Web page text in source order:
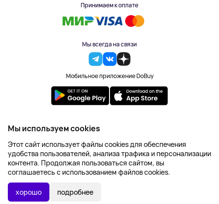
В КОРЗИНУ
Принимаем к оплате
Мы всегда на связи
Мобильное приложение DoBuy
2023-2026 © DoBuy. Все права защищены
Правила обработки персональных данных
Пользовательское соглашение
Оферта
Создание сайта – NetLab
Мы используем cookies
Этот сайт использует файлы cookies для обеспечения
удобства пользователей, анализа трафика и персонализации
контента. Продолжая пользоваться сайтом, вы
соглашаетесь с использованием файлов cookies.
хорошо подробнее